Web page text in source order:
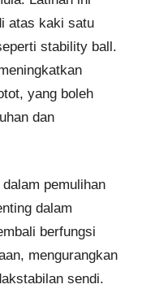
atas kaki satu
stability ball.
yang boleh
dan
pemulihan
dalam
berfungsi
mengurangkan
sendi.